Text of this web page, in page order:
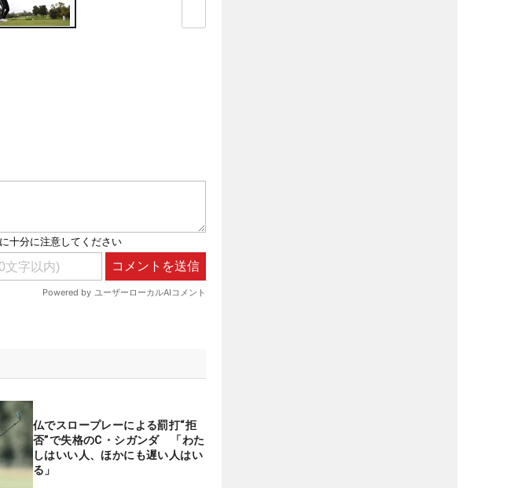
仏でスロープレーによる罰打“拒
否”で失格のC・シガンダ 「わた
しはいい人、ほかにも遅い人はい
る」